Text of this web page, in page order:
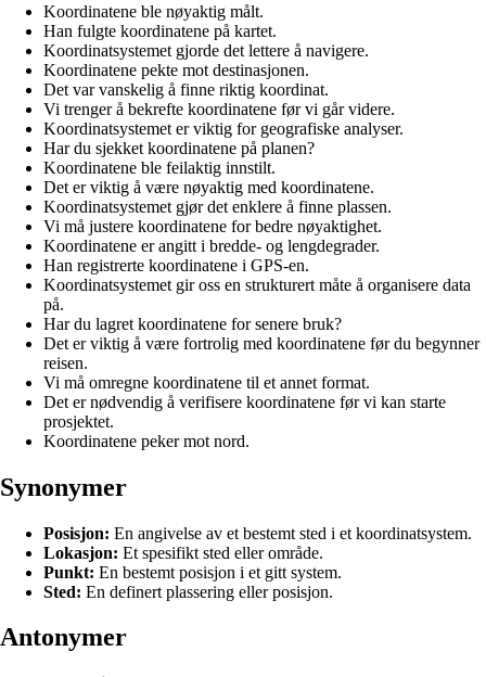
Koordinatene ble nøyaktig målt.
Han fulgte koordinatene på kartet.
Koordinatsystemet gjorde det lettere å navigere.
Koordinatene pekte mot destinasjonen.
Det var vanskelig å finne riktig koordinat.
Vi trenger å bekrefte koordinatene før vi går videre.
Koordinatsystemet er viktig for geografiske analyser.
Har du sjekket koordinatene på planen?
Koordinatene ble feilaktig innstilt.
Det er viktig å være nøyaktig med koordinatene.
Koordinatsystemet gjør det enklere å finne plassen.
Vi må justere koordinatene for bedre nøyaktighet.
Koordinatene er angitt i bredde- og lengdegrader.
Han registrerte koordinatene i GPS-en.
Koordinatsystemet gir oss en strukturert måte å organisere data
på.
Har du lagret koordinatene for senere bruk?
Det er viktig å være fortrolig med koordinatene før du begynner
reisen.
Vi må omregne koordinatene til et annet format.
Det er nødvendig å verifisere koordinatene før vi kan starte
prosjektet.
Koordinatene peker mot nord.
Synonymer
Posisjon: En angivelse av et bestemt sted i et koordinatsystem.
Lokasjon: Et spesifikt sted eller område.
Punkt: En bestemt posisjon i et gitt system.
Sted: En definert plassering eller posisjon.
Antonymer